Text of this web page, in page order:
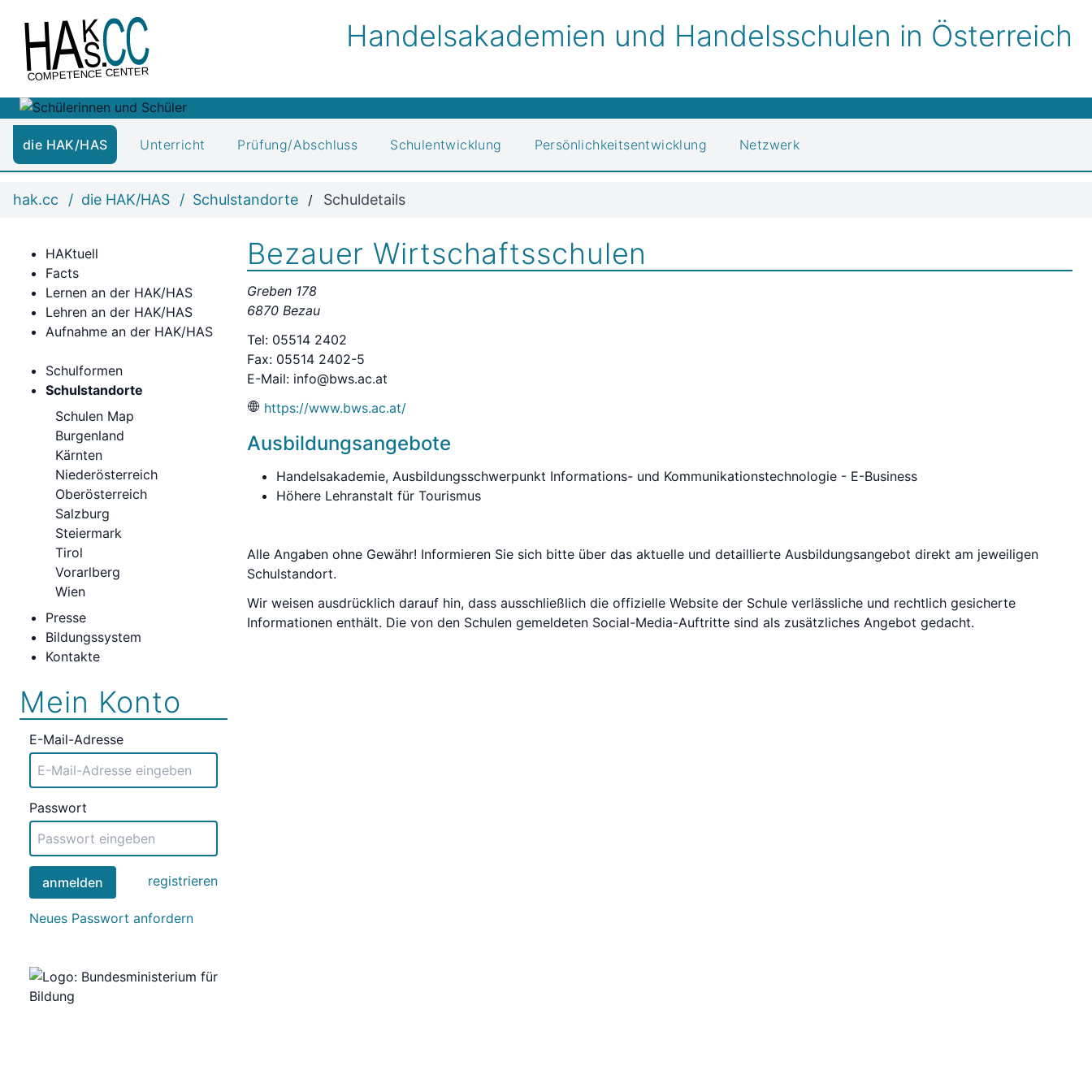
COMPETENCE CENTER
Handelsakademien und Handelsschulen in Österreich
die HAK/HAS Unterricht Prüfung/Abschluss Schulentwicklung Persönlichkeitsentwicklung Netzwerk
hak.cc die HAK/HAS Schulstandorte Schuldetails
HAKtuell
Facts
Lernen an der HAK/HAS
Lehren an der HAK/HAS
Aufnahme an der HAK/HAS
Schulformen
Schulstandorte
Schulen Map
Burgenland
Kärnten
Niederösterreich
Oberösterreich
Salzburg
Steiermark
Tirol
Vorarlberg
Wien
Presse
Bildungssystem
Kontakte
Mein Konto
E-Mail-Adresse
Passwort
anmelden registrieren
Neues Passwort anfordern
Bezauer Wirtschaftsschulen
Greben 178
6870 Bezau
Tel: 05514 2402
Fax: 05514 2402-5
E-Mail: info@bws.ac.at
https://www.bws.ac.at/
Ausbildungsangebote
Handelsakademie, Ausbildungsschwerpunkt Informations- und Kommunikationstechnologie - E-Business
Höhere Lehranstalt für Tourismus
Alle Angaben ohne Gewähr! Informieren Sie sich bitte über das aktuelle und detaillierte Ausbildungsangebot direkt am jeweiligen
Schulstandort.
Wir weisen ausdrücklich darauf hin, dass ausschließlich die offizielle Website der Schule verlässliche und rechtlich gesicherte
Informationen enthält. Die von den Schulen gemeldeten Social-Media-Auftritte sind als zusätzliches Angebot gedacht.